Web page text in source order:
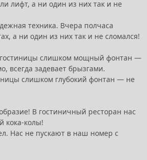
лифт, а ни один из них так и не
техника. Вчера полчаса
а ни один из них так и не сломался!
слишком мощный фонтан —
всегда задевает брызгами.
слишком глубокий фонтан — не
В гостиничный ресторан нас
кока-колы!
Нас не пускают в наш номер с